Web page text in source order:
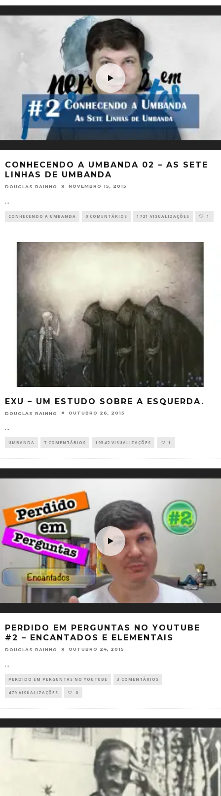
CONHECENDO A UMBANDA 02 – AS SETE
LINHAS DE UMBANDA
DOUGLAS RAINHO NOVEMBRO 15, 2015
...
CONHECENDO A UMBANDA 0 COMENTÁRIOS 1721 VISUALIZAÇÕES 1
EXU – UM ESTUDO SOBRE A ESQUERDA.
DOUGLAS RAINHO OUTUBRO 26, 2015
...
UMBANDA 7 COMENTÁRIOS 19342 VISUALIZAÇÕES 1
PERDIDO EM PERGUNTAS NO YOUTUBE
#2 – ENCANTADOS E ELEMENTAIS
DOUGLAS RAINHO OUTUBRO 24, 2015
...
PERDIDO EM PERGUNTAS NO YOUTUBE 3 COMENTÁRIOS
479 VISUALIZAÇÕES 0